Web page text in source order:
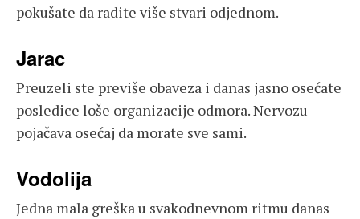
pokušate da radite više stvari odjednom.
Jarac
Preuzeli ste previše obaveza i danas jasno osećate
posledice loše organizacije odmora. Nervozu
pojačava osećaj da morate sve sami.
Vodolija
Jedna mala greška u svakodnevnom ritmu danas